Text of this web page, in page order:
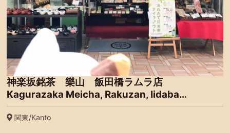
神楽坂銘茶 樂山 飯田橋ラムラ店
Kagurazaka Meicha, Rakuzan, Iidaba…
関東/Kanto